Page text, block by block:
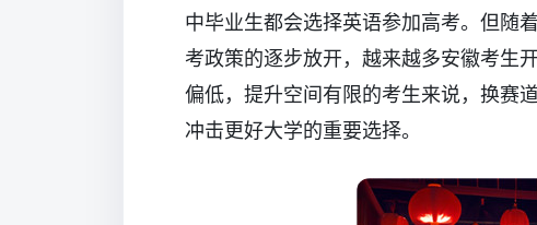
中毕业生都会选择英语参加高考。但随
考政策的逐步放开，越来越多安徽考生
偏低，提升空间有限的考生来说，换赛
冲击更好大学的重要选择。